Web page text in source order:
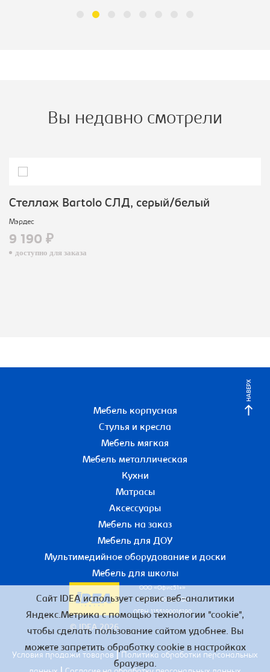
Вы недавно смотрели
Стеллаж Bartolo СЛД, серый/белый
Мэрдес
9 190 ₽
доступно для заказа
НАВЕРХ
Мебель корпусная
Стулья и кресла
Мебель мягкая
Мебель металлическая
Кухни
Матрасы
Аксессуары
Мебель на заказ
Мебель для ДОУ
Мультимедийное оборудование и доски
Мебель для школы
© IDEA 2026
ООО «Офис51+»
ИНН 5190055780
ОГРН 1155190016190
Условия продажи товаров | Политика обработки персональных
Сайт IDEA использует сервис веб-аналитики
Яндекс.Метрика с помощью технологии "cookie",
чтобы сделать пользование сайтом удобнее. Вы
можете запретить обработку cookie в настройках
браузера.